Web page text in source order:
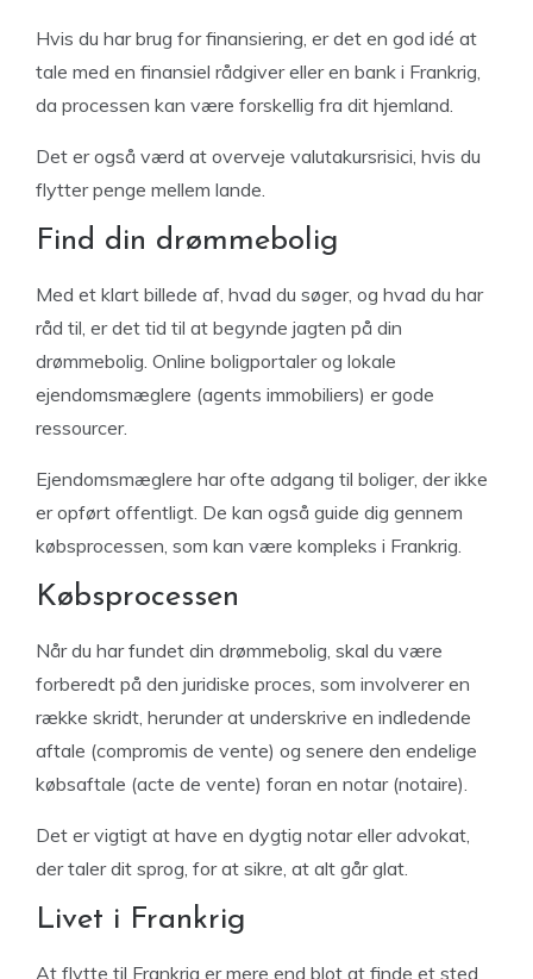
Hvis du har brug for finansiering, er det en god idé at
tale med en finansiel rådgiver eller en bank i Frankrig,
da processen kan være forskellig fra dit hjemland.
Det er også værd at overveje valutakursrisici, hvis du
flytter penge mellem lande.
Find din drømmebolig
Med et klart billede af, hvad du søger, og hvad du har
råd til, er det tid til at begynde jagten på din
drømmebolig. Online boligportaler og lokale
ejendomsmæglere (agents immobiliers) er gode
ressourcer.
Ejendomsmæglere har ofte adgang til boliger, der ikke
er opført offentligt. De kan også guide dig gennem
købsprocessen, som kan være kompleks i Frankrig.
Købsprocessen
Når du har fundet din drømmebolig, skal du være
forberedt på den juridiske proces, som involverer en
række skridt, herunder at underskrive en indledende
aftale (compromis de vente) og senere den endelige
købsaftale (acte de vente) foran en notar (notaire).
Det er vigtigt at have en dygtig notar eller advokat,
der taler dit sprog, for at sikre, at alt går glat.
Livet i Frankrig
At flytte til Frankrig er mere end blot at finde et sted